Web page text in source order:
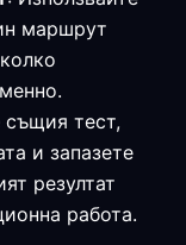
маршрут
същия тест,
и запазете
резултат
работа.